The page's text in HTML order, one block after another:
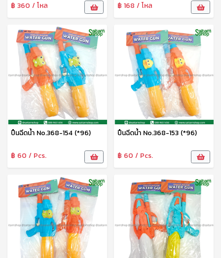
฿ 360 / โหล ฿ 168 / โหล
ปืนฉีดน้ำ No.368-154 (*96)
฿ 60 / Pcs.
ปืนฉีดน้ำ No.368-153 (*96)
฿ 60 / Pcs.